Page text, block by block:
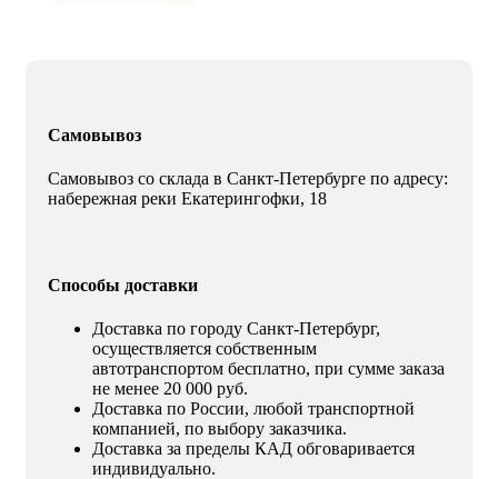
Самовывоз
Самовывоз со склада в Санкт-Петербурге по адресу:
набережная реки Екатерингофки, 18
Способы доставки
Доставка по городу Санкт-Петербург,
осуществляется собственным
автотранспортом бесплатно, при сумме заказа
не менее 20 000 руб.
Доставка по России, любой транспортной
компанией, по выбору заказчика.
Доставка за пределы КАД обговаривается
индивидуально.